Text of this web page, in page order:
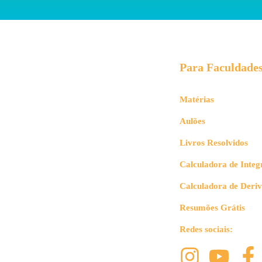
Para
Matérias
Aulões
Livros Resolvidos
Calculadora de
Calculadora de
Resumões Grátis
Redes sociais: